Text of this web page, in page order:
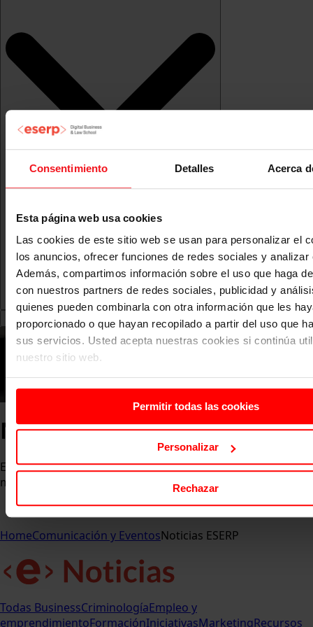
Consentimiento Detalles Acerca
Esta página web usa cookies
Las cookies de este sitio web se usan para personalizar el
los anuncios, ofrecer funciones de redes sociales y analizar
Además, compartimos información sobre el uso que haga
con nuestros partners de redes sociales, publicidad y
quienes pueden combinarla con otra información que les
proporcionado o que hayan recopilado a partir del uso que
sus servicios. Usted acepta nuestras cookies si continúa
nuestro sitio web.
Permitir todas las cookies
Personalizar
Rechazar
Noticias ESERP
Entérate de las últimas novedades, eventos y logros que
marcan el pulso de la comunidad ESERP.
HomeComunicación y EventosNoticias ESERP
Todas BusinessCriminologíaEmpleo y
emprendimientoFormaciónIniciativasMarketingRecursos